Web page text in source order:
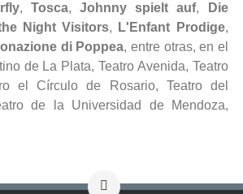
, Tosca, Johnny spielt auf,
Die
Night Visitors, L'Enfant Prodige,
di Poppea, entre otras, en el
de La Plata, Teatro Avenida, Teatro
el Círculo de Rosario, Teatro del
de la Universidad de Mendoza,